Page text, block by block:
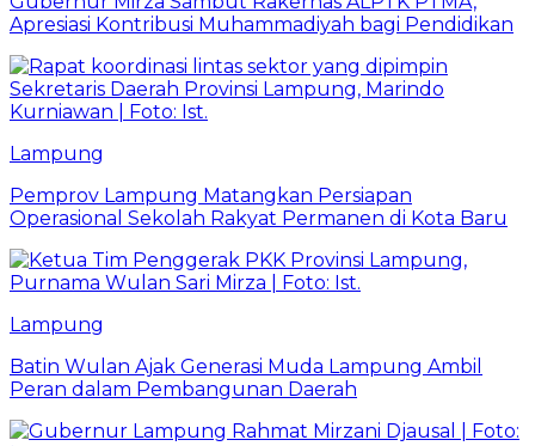
Apresiasi Kontribusi Muhammadiyah bagi Pendidikan
Lampung
Pemprov Lampung Matangkan Persiapan
Operasional Sekolah Rakyat Permanen di Kota Baru
Lampung
Batin Wulan Ajak Generasi Muda Lampung Ambil
Peran dalam Pembangunan Daerah